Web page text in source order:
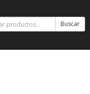
Buscar